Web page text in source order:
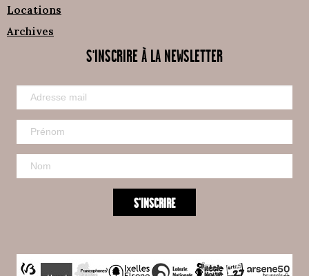
Locations
Archives
S'INSCRIRE À LA NEWSLETTER